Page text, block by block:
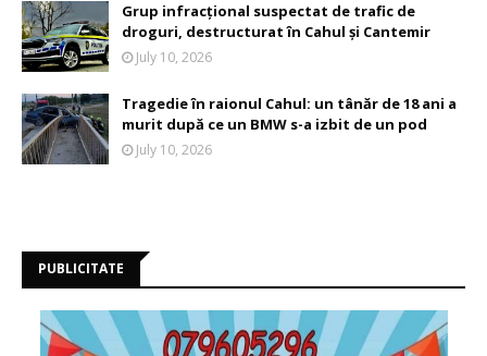
Grup infracțional suspectat de trafic de
droguri, destructurat în Cahul și Cantemir
July 10, 2026
Tragedie în raionul Cahul: un tânăr de 18 ani a
murit după ce un BMW s-a izbit de un pod
July 10, 2026
PUBLICITATE